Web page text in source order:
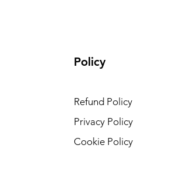
Policy
Refund Policy
Privacy Policy
Cookie Policy